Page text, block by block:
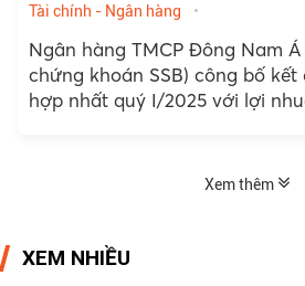
Tài chính - Ngân hàng
Ngân hàng TMCP Đông Nam Á
chứng khoán SSB) công bố
hợp nhất quý I/2025 với lợi
Xem thêm
XEM NHIỀU